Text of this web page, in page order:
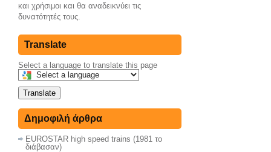
και χρήσιμοι και θα αναδεικνύει τις
δυνατότητές τους.
Translate
Select a language to translate this page
Translate
Δημοφιλή άρθρα
EUROSTAR high speed trains (1981 το
διάβασαν)